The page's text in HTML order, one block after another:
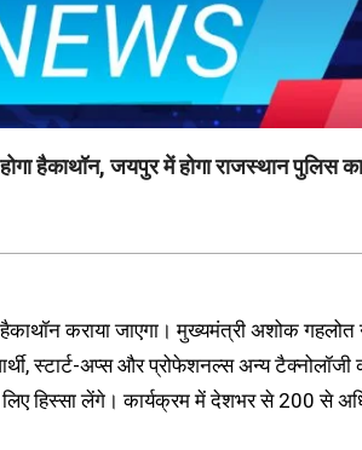
हैकाथॉन, जयपुर में होगा राजस्थान पुलिस
हैकाथॉन कराया जाएगा। मुख्यमंत्री अशोक
स्टार्ट-अप्स और प्रोफेशनल्स अन्य टैक्नोलॉजी
हिस्सा लेंगे। कार्यक्रम में देशभर से 200 से